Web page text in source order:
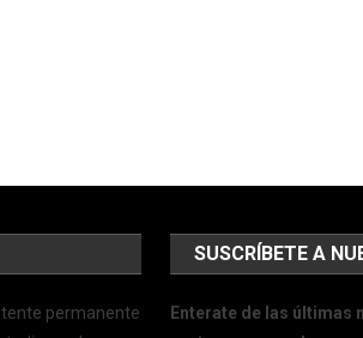
permanente
SUSCRÍBETE A
Enterate de las últimas